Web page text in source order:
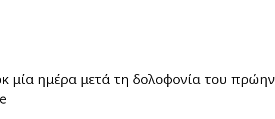
μία ημέρα μετά τη δολοφονία του πρώην